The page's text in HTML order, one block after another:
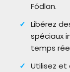
Fódlan.
Libérez
spéciaux
temps
Utilisez et